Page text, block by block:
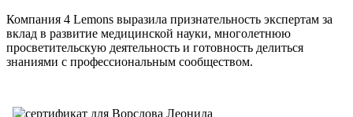
Компания 4 Lemons выразила признательность экспертам за
вклад в развитие медицинской науки, многолетнюю
просветительскую деятельность и готовность делиться
знаниями с профессиональным сообществом.